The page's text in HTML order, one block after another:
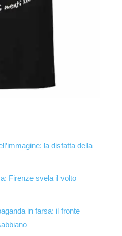
la disfatta della
Firenze svela il volto
in farsa: il fronte